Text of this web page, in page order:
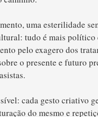
uma esterilidade
tudo é mais político
pelo exagero dos
o presente e futuro
cada gesto criativo
do mesmo e